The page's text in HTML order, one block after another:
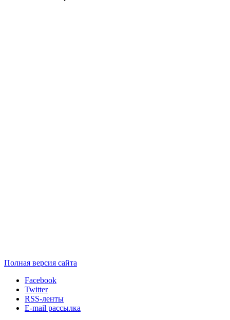
Полная версия сайта
Facebook
Twitter
RSS-ленты
E-mail рассылка